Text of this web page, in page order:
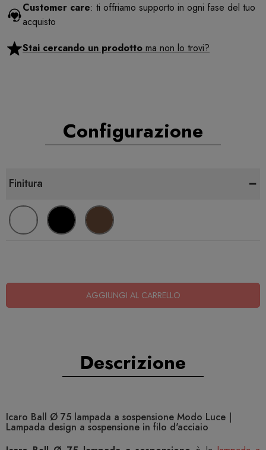
Customer care: ti offriamo supporto in ogni fase del tuo
acquisto
Stai cercando un prodotto ma non lo trovi?
Configurazione
Finitura -
AGGIUNGI AL CARRELLO
Descrizione
Icaro Ball Ø 75 lampada a sospensione Modo Luce |
Lampada design a sospensione in filo d'acciaio